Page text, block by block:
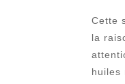
Cette
la
huiles